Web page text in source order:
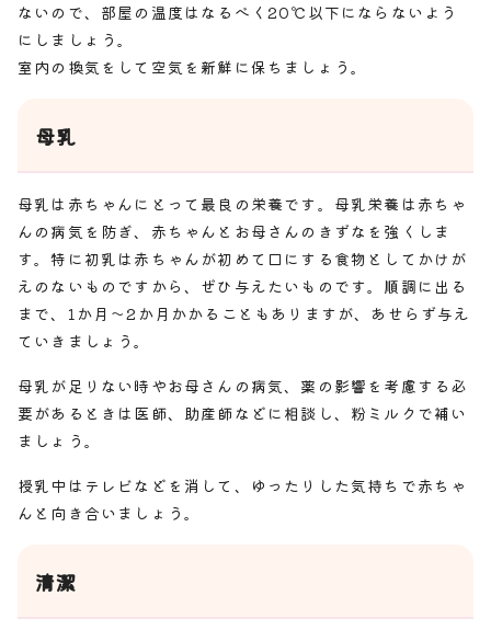
ないので、部屋の温度はなるべく20℃以下にならないよう
にしましょう。
室内の換気をして空気を新鮮に保ちましょう。
母乳
母乳は赤ちゃんにとって最良の栄養です。母乳栄養は赤ちゃ
んの病気を防ぎ、赤ちゃんとお母さんのきずなを強くしま
す。特に初乳は赤ちゃんが初めて口にする食物としてかけが
えのないものですから、ぜひ与えたいものです。順調に出る
まで、1か月～2か月かかることもありますが、あせらず与え
ていきましょう。
母乳が足りない時やお母さんの病気、薬の影響を考慮する必
要があるときは医師、助産師などに相談し、粉ミルクで補い
ましょう。
授乳中はテレビなどを消して、ゆったりした気持ちで赤ちゃ
んと向き合いましょう。
清潔